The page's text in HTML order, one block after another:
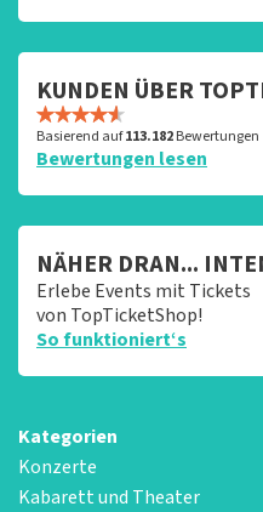
KUNDEN ÜBER
Basierend auf113.182Bewertungen
Bewertungen lesen
NÄHER DRAN...
Erlebe Events mit Tickets
von TopTicketShop!
So funktioniert‘s
Kategorien
Konzerte
Kabarett und Theater